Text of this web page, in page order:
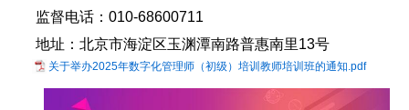
监督电话：010-68600711
地址：北京市海淀区玉渊潭南路普惠南里13号
关于举办2025年数字化管理师（初级）培训教师培训班的通知.pdf